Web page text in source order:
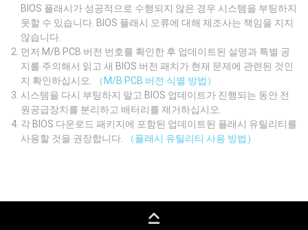
BIOS 플래시가 성공적으로 수행되지 않은 경우 시스템을 부팅하지
못할 수 있습니다. BIOS 플래시 오류에 대해 제조사는 책임을 지지
않습니다.
먼저 M/B PCB 버전 번호를 확인한 후 업데이트된 설명과 특별 공
지를 주의해서 읽고 새 BIOS 버전 패치가 현재 문제에 관련된 것인
지 확인하십시오.
（M/B PCB 버전 식별 방법）
시스템을 다시 부팅하지 말고 BIOS 업데이트가 진행되는 동안 전
원공급장치를 분리하고 배터리를 제거하십시오.
각 BIOS 다운로드 패키지에 포함된 업데이트된 플래시 유틸리티를
사용할 것을 권장합니다.
（플래시 유틸리티 사용 방법）
keyboard_capslock